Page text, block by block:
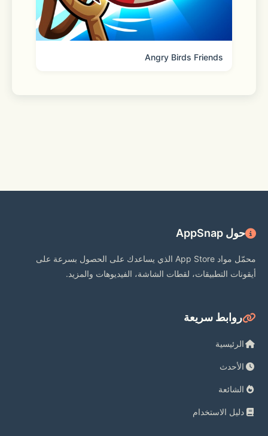
増田俊樹 / 山下大輝 / 中島ヨシキ / 沢城
千春 / 梅原裕一郎
下野紘 / 斉藤壮馬 / KENN / 細谷佳正 /
【公式Twitter】 @myhero_info
□■推奨環境■□
【推奨OS】iOS14.0以上
Angry Birds Friends
حول AppSnap
محمّل مواد App Store الذي يساعدك على الحصول بسرعة على
أيقونات التطبيقات، لقطات الشاشة، الفيديوهات والمزيد.
روابط سريعة
الرئيسية
الأحدث
الشائعة
دليل الاستخدام